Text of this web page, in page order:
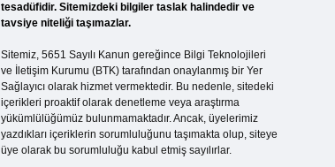
tesadüfidir. Sitemizdeki bilgiler taslak halindedir ve
tavsiye niteliği taşımazlar.
Sitemiz, 5651 Sayılı Kanun gereğince Bilgi Teknolojileri
ve İletişim Kurumu (BTK) tarafından onaylanmış bir Yer
Sağlayıcı olarak hizmet vermektedir. Bu nedenle, sitedeki
içerikleri proaktif olarak denetleme veya araştırma
yükümlülüğümüz bulunmamaktadır. Ancak, üyelerimiz
yazdıkları içeriklerin sorumluluğunu taşımakta olup, siteye
üye olarak bu sorumluluğu kabul etmiş sayılırlar.